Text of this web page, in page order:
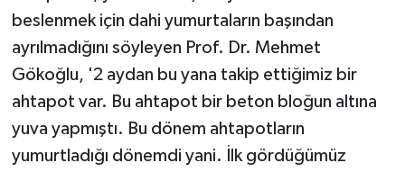
beslenmek için dahi yumurtaların başından
ayrılmadığını söyleyen Prof. Dr. Mehmet
Gökoğlu, '2 aydan bu yana takip ettiğimiz bir
ahtapot var. Bu ahtapot bir beton bloğun altına
yuva yapmıştı. Bu dönem ahtapotların
yumurtladığı dönemdi yani. İlk gördüğümüz